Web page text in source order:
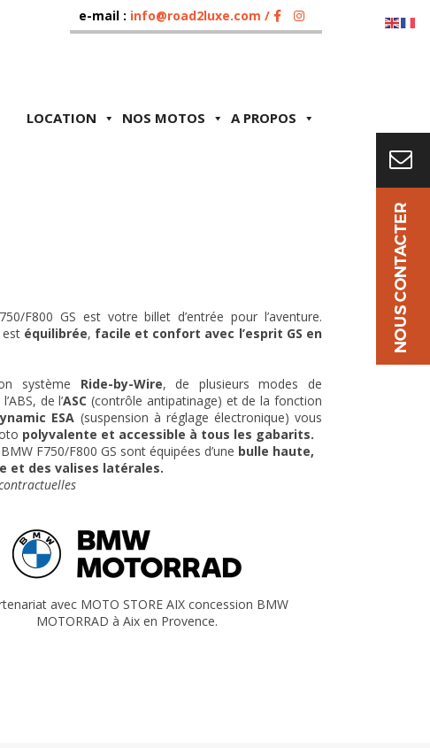
e-mail : info@road2luxe.com /
LOCATION NOS MOTOS A PROPOS
F800 GS est votre billet d’entrée pour l’aventure.
équilibrée, facile et confort avec l’esprit GS en
système Ride-by-Wire, de plusieurs modes de
de l’ASC (contrôle antipatinage) et de la fonction
ESA (suspension à réglage électronique) vous
polyvalente et accessible à tous les gabarits.
F750/F800 GS sont équipées d’une bulle haute,
et des valises latérales.
avec MOTO STORE AIX concession BMW
MOTORRAD à Aix en Provence.